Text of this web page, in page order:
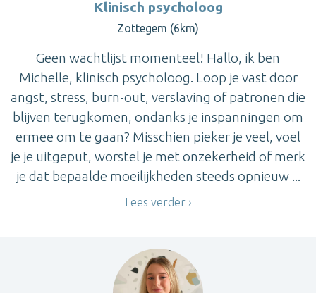
Klinisch psycholoog
Zottegem (6km)
Geen wachtlijst momenteel! Hallo, ik ben
Michelle, klinisch psycholoog. Loop je vast door
angst, stress, burn-out, verslaving of patronen die
blijven terugkomen, ondanks je inspanningen om
ermee om te gaan? Misschien pieker je veel, voel
je je uitgeput, worstel je met onzekerheid of merk
je dat bepaalde moeilijkheden steeds opnieuw ...
Lees verder